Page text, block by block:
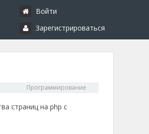
Войти
Зарегистрироваться
Программирование
страниц на php с